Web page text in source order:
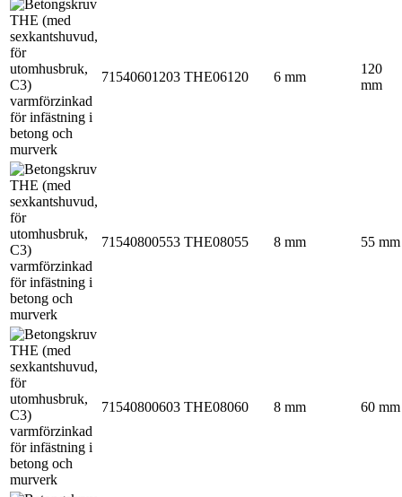
71540601203 THE06120 6 mm
120
mm
71540800553 THE08055 8 mm 55 mm
71540800603 THE08060 8 mm 60 mm